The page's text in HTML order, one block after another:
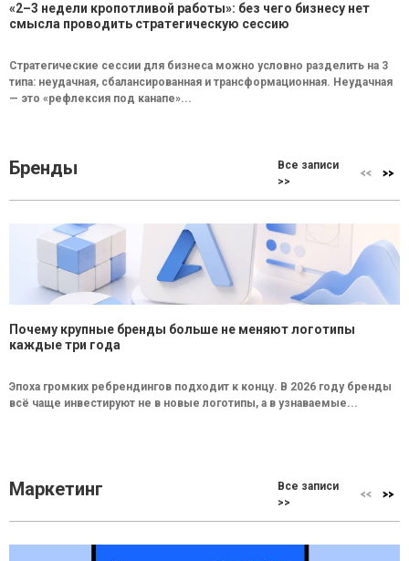
«2–3 недели кропотливой работы»: без чего бизнесу нет
смысла проводить стратегическую сессию
Стратегические сессии для бизнеса можно условно разделить на 3
типа: неудачная, сбалансированная и трансформационная. Неудачная
— это «рефлексия под канапе»...
Бренды
Все записи
>>
Почему крупные бренды больше не меняют логотипы
каждые три года
Эпоха громких ребрендингов подходит к концу. В 2026 году бренды
всё чаще инвестируют не в новые логотипы, а в узнаваемые...
Маркетинг
Все записи
>>